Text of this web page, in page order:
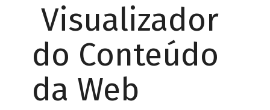
Visualizador
do Conteúdo
da Web